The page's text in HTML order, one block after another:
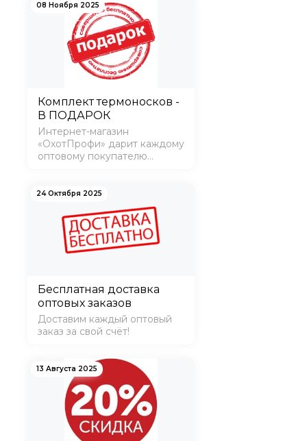
08 Ноября 2025
Комплект термоносков -
В ПОДАРОК
Интернет-магазин
«ОхотПрофи» дарит каждому
оптовому покупателю
24 Октября 2025
Бесплатная доставка
оптовых заказов
Доставим каждый оптовый
заказ за свой счёт!
13 Августа 2025